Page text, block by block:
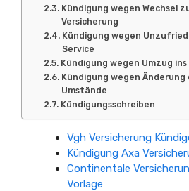
Kündigung wegen Wechsel
Versicherung
Kündigung wegen
Service
Kündigung wegen Umzug ins
Kündigung wegen Änderung
Umstände
Kündigungsschreiben
Vgh Versicherung
Kündigung Axa
Continentale
Vorlage